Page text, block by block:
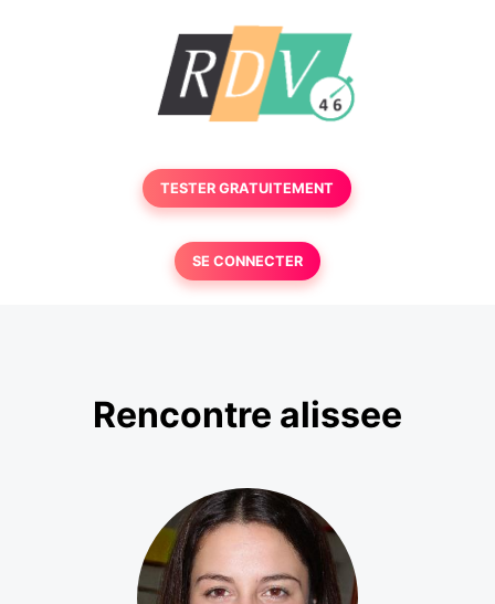
TESTER GRATUITEMENT
SE CONNECTER
Rencontre alissee